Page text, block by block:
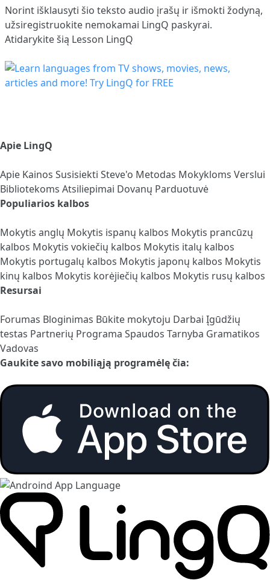
Norint išklausyti šio teksto audio įrašų ir išmokti žodyną,
užsiregistruokite nemokamai LingQ paskyrai.
Atidarykite šią Lesson LingQ
Apie LingQ
Apie Kainos Susisiekti Steve'o Metodas Mokykloms Verslui
Bibliotekoms Atsiliepimai Dovanų Parduotuvė
Populiarios kalbos
Mokytis anglų Mokytis ispanų kalbos Mokytis prancūzų
kalbos Mokytis vokiečių kalbos Mokytis italų kalbos
Mokytis portugalų kalbos Mokytis japonų kalbos Mokytis
kinų kalbos Mokytis korėjiečių kalbos Mokytis rusų kalbos
Resursai
Forumas Bloginimas Būkite mokytoju Darbai Įgūdžių
testas Partnerių Programa Spaudos Tarnyba Gramatikos
Vadovas
Gaukite savo mobiliąją programėlę čia: